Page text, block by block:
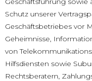
Schutz unserer
Geschäftsbetriebes vor
Geheimnisse,
von
Hilfsdiensten sowie
Rechtsberatern,